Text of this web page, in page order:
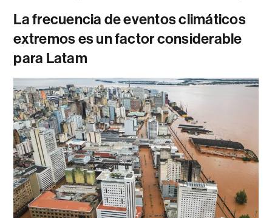
La frecuencia de eventos climáticos
extremos es un factor considerable
para Latam